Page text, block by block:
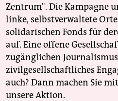
Zentrum". Die Kampagne
linke, selbstverwaltete
solidarischen Fonds für
auf. Eine offene
zugänglichen
zivilgesellschaftliches
auch? Dann machen Sie
unsere Aktion.